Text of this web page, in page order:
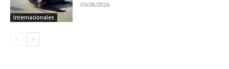
Internacionales
05/28/2026